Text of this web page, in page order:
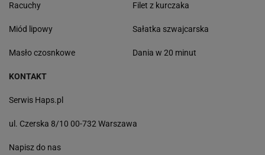
Racuchy
Miód lipowy
Masło czosnkowe
Filet z kurczaka
Sałatka szwajcarska
Dania w 20 minut
KONTAKT
Serwis Haps.pl
ul. Czerska 8/10 00-732 Warszawa
Napisz do nas